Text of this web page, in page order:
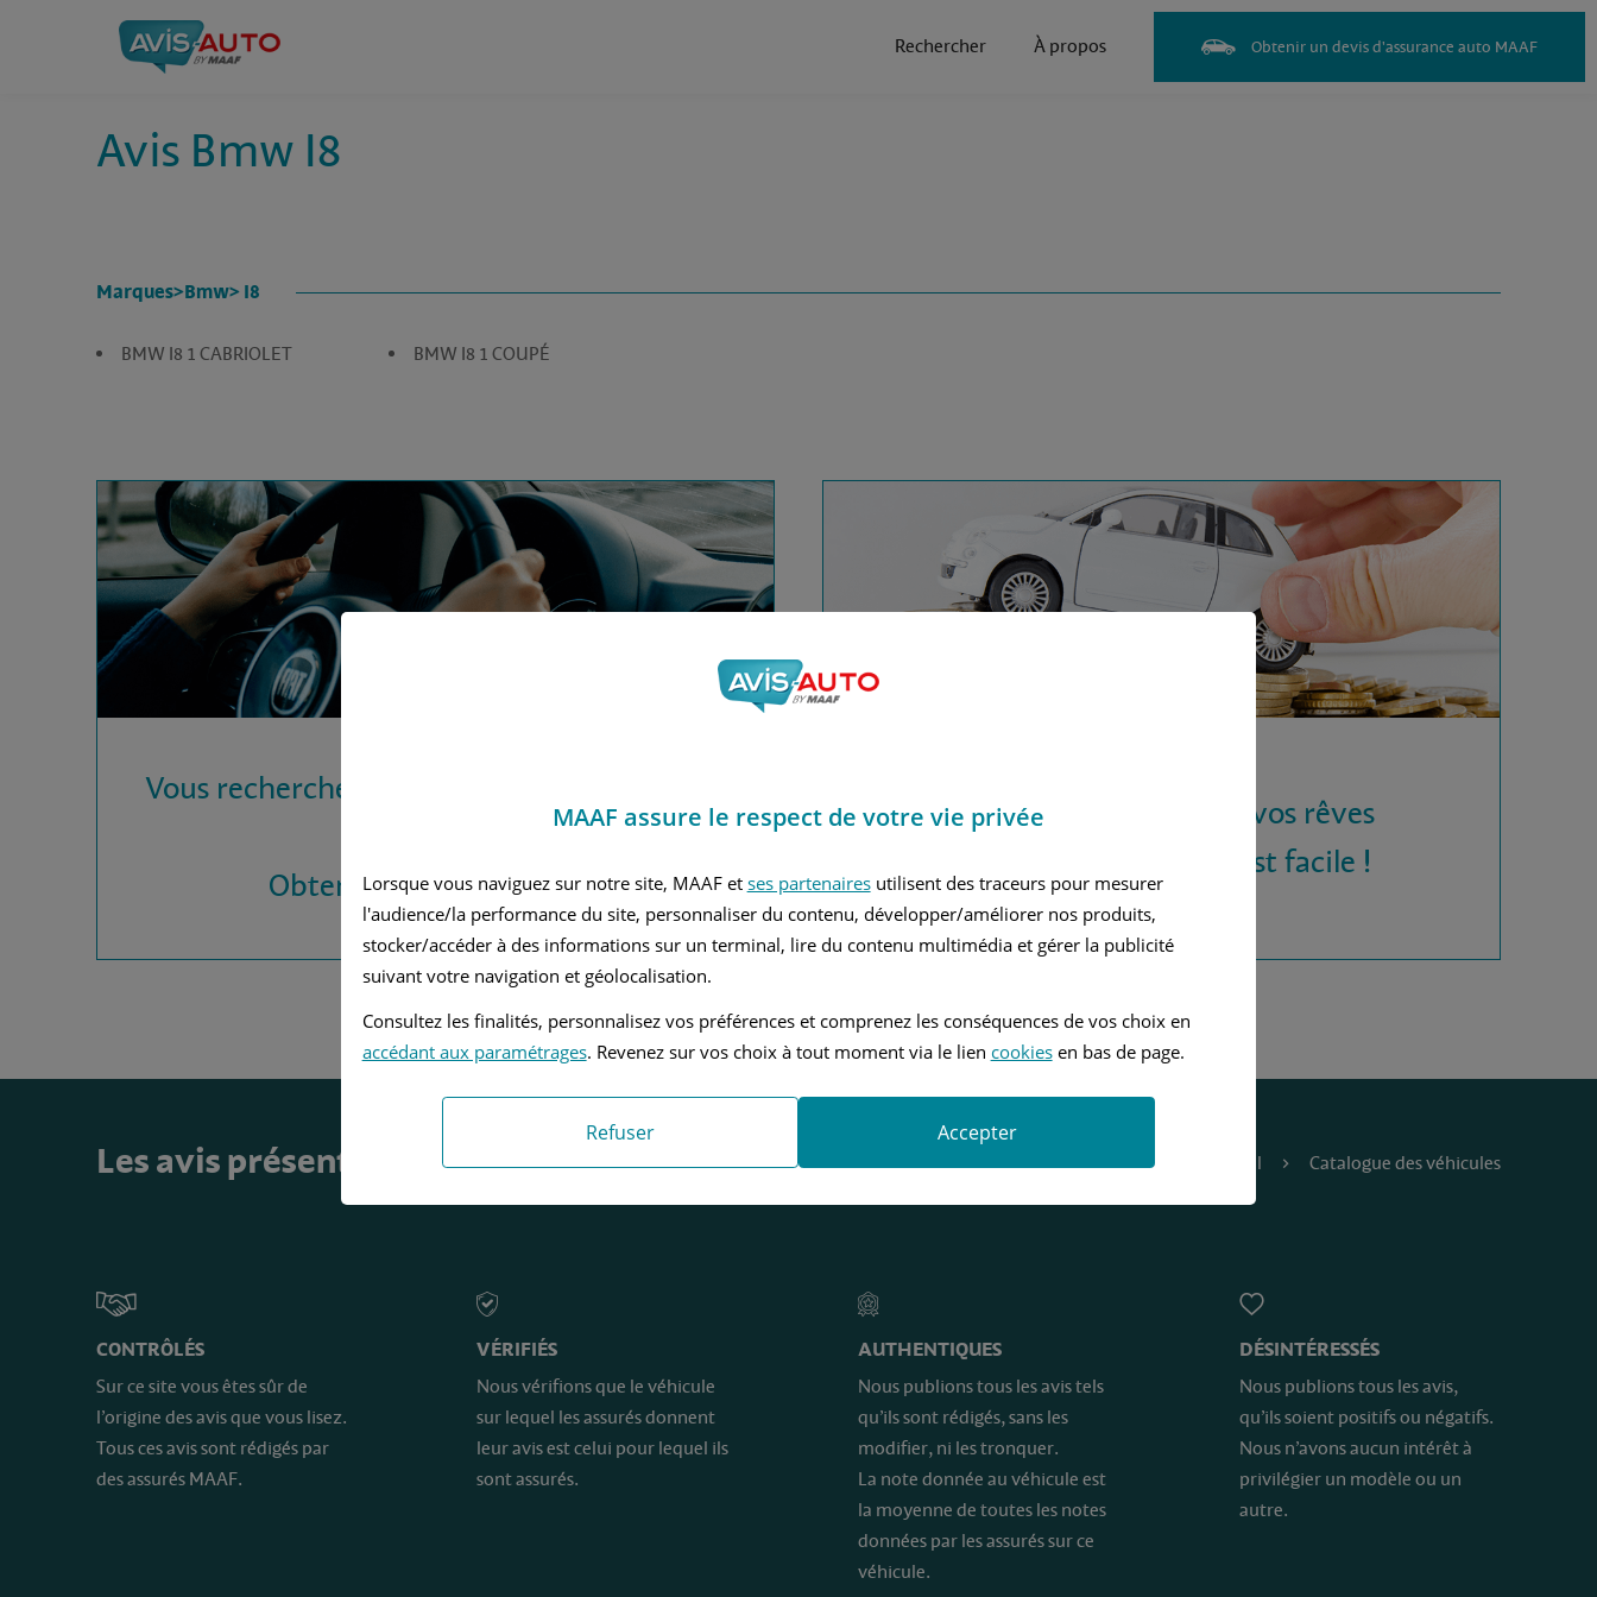
Rechercher À propos Obtenir un devis d'assurance auto MAAF
Avis Bmw I8
Marques>Bmw> I8
BMW I8 1 CABRIOLET BMW I8 1 COUPÉ
Vous recherchez une assurance automobile
Obtenez vos devis MAAF
Financez la voiture de vos rêves
Avec le crédit auto, c'est facile !
Les avis présents sur ce site sont… Accueil Catalogue des véhicules
CONTRÔLÉS
Sur ce site vous êtes sûr de
l’origine des avis que vous lisez.
Tous ces avis sont rédigés par
des assurés MAAF.
VÉRIFIÉS
Nous vérifions que le véhicule
sur lequel les assurés donnent
leur avis est celui pour lequel ils
sont assurés.
AUTHENTIQUES
Nous publions tous les avis tels
qu’ils sont rédigés, sans les
modifier, ni les tronquer.
La note donnée au véhicule est
la moyenne de toutes les notes
données par les assurés sur ce
véhicule.
DÉSINTÉRESSÉS
Nous publions tous les avis,
qu’ils soient positifs ou négatifs.
Nous n’avons aucun intérêt à
privilégier un modèle ou un
autre.
MAAF assure le respect de votre vie privée
Lorsque vous naviguez sur notre site, MAAF et ses partenairesutilisent des traceurs pour mesurer
l'audience/la performance du site, personnaliser du contenu, développer/améliorer nos produits,
stocker/accéder à des informations sur un terminal, lire du contenu multimédia et gérer la publicité
suivant votre navigation et géolocalisation.
Consultez les finalités, personnalisez vos préférences et comprenez les conséquences de vos choix en
accédant aux paramétrages. Revenez sur vos choix à tout moment via le lien cookiesen bas de page.
Refuser Accepter